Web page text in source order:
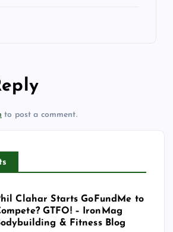
to post a comment.
Clahar Starts GoFundMe to
GTFO! – IronMag
& Fitness Blog